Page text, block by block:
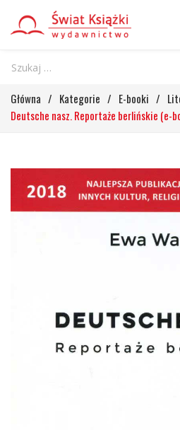
Główna / Kategorie / E-booki /
Deutsche nasz. Reportaże berlińskie (e-